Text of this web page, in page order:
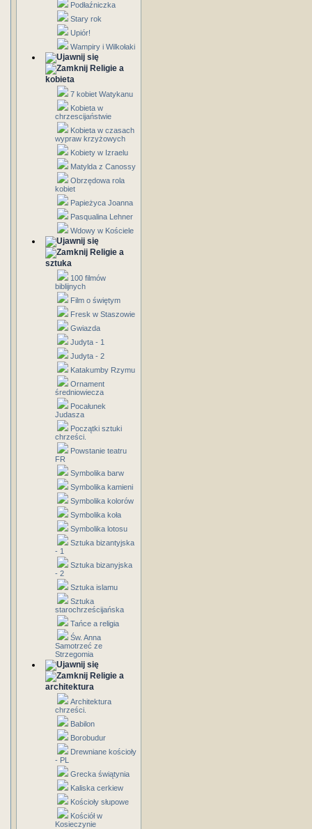
Podłaźniczka
Stary rok
Upiór!
Wampiry i Wilkołaki
Religie a
kobieta
7 kobiet Watykanu
Kobieta w
chrzescijaństwie
Kobieta w czasach
wypraw krzyżowych
Kobiety w Izraelu
Matylda z Canossy
Obrzędowa rola
kobiet
Papieżyca Joanna
Pasqualina Lehner
Wdowy w Kościele
Religie a
sztuka
100 filmów
biblijnych
Film o świętym
Fresk w Staszowie
Gwiazda
Judyta - 1
Judyta - 2
Katakumby Rzymu
Ornament
średniowiecza
Pocałunek
Judasza
Początki sztuki
chrześci.
Powstanie teatru
FR
Symbolika barw
Symbolika kamieni
Symbolika kolorów
Symbolika koła
Symbolika lotosu
Sztuka bizantyjska
- 1
Sztuka bizanyjska
- 2
Sztuka islamu
Sztuka
starochrześcijańska
Tańce a religia
Św. Anna
Samotrzeć ze
Strzegomia
Religie a
architektura
Architektura
chrześci.
Babilon
Borobudur
Drewniane kościoły
- PL
Grecka świątynia
Kaliska cerkiew
Kościoły słupowe
Kościół w
Kosieczynie